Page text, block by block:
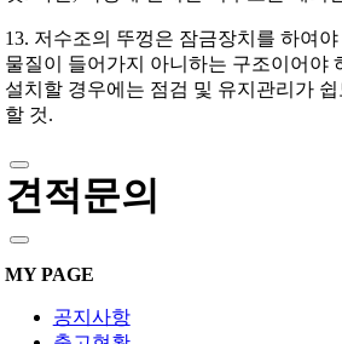
13. 저수조의 뚜껑은 잠금장치를 하여야
물질이 들어가지 아니하는 구조이어야
설치할 경우에는 점검 및 유지관리가 쉽
할 것.
견적문의
MY PAGE
공지사항